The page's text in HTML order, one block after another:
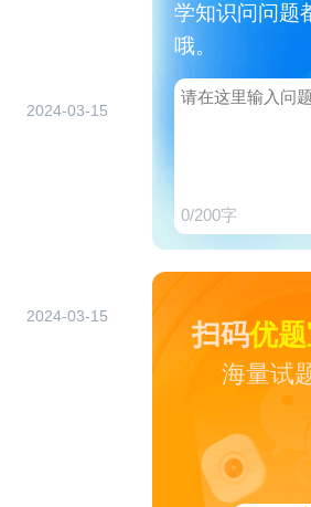
2024-03-15
2024-03-15
学知识问问题
哦。
0/200字
扫码优
海量试